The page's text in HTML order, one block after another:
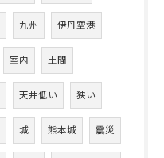
九州 伊丹空港
室内 土間
天井低い 狭い
城 熊本城 震災